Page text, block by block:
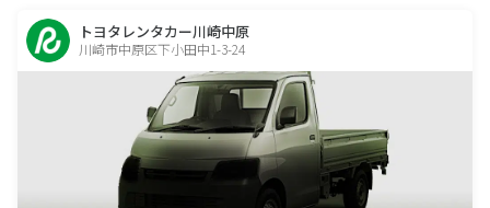
トヨタレンタカー川崎中原
川崎市中原区下小田中1-3-24